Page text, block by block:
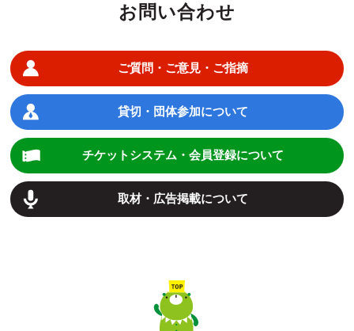
お問い合わせ
ご質問・ご意見・ご指摘
貸切・団体参加について
チケットシステム・会員登録について
取材・広告掲載について